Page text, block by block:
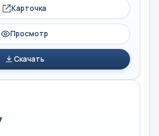
Карточка
Просмотр
Скачать